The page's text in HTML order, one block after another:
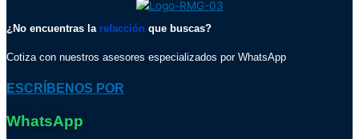
¿No encuentras la refacción que buscas?
Cotiza con nuestros asesores especializados por WhatsApp
ESCRÍBENOS POR
WhatsApp